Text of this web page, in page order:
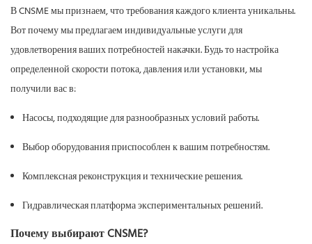
В CNSME мы признаем, что требования каждого клиента уникальны.
Вот почему мы предлагаем индивидуальные услуги для
удовлетворения ваших потребностей накачки. Будь то настройка
определенной скорости потока, давления или установки, мы
получили вас в:
Насосы, подходящие для разнообразных условий работы.
Выбор оборудования приспособлен к вашим потребностям.
Комплексная реконструкция и технические решения.
Гидравлическая платформа экспериментальных решений.
Почему выбирают CNSME?